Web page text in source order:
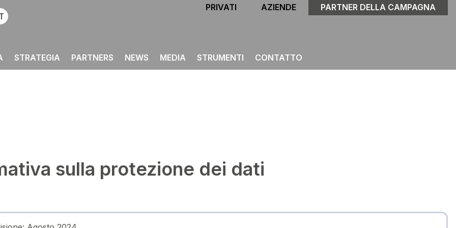
PRIVATI AZIENDE PARTNER DELLA CAMPAGNA
STRATEGIA PARTNERS NEWS MEDIA STRUMENTI CONTATTO
sulla protezione dei dati